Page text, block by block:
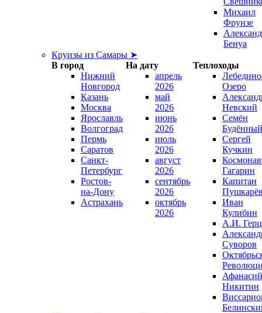
Михаил
Фрунзе
Бенуа
Круизы из Самары ➤
В город
На дату
Теплоходы
Нижний
Новгород
Казань
Москва
Ярославль
Волгоград
Пермь
Саратов
Санкт-
Петербург
Ростов-
на-Дону
Астрахань
апрель
2026
май
2026
июнь
2026
июль
2026
август
2026
сентябрь
2026
октябрь
2026
Озеро
Невский
Семён
Будённый
Сергей
Кучкин
Гагарин
Капитан
Иван
Кулибин
А.И.
Суворов
Афанасий
Никитин